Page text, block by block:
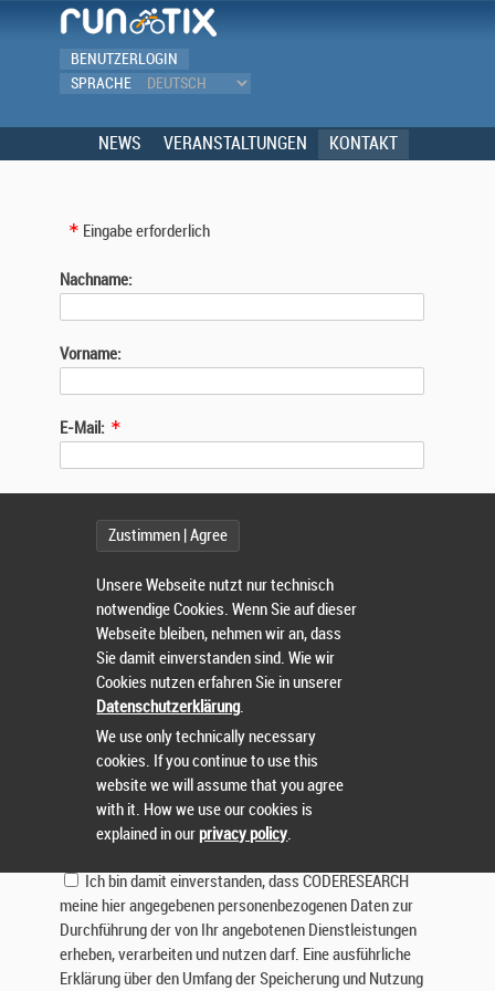
BENUTZERLOGIN
SPRACHE
NEWS VERANSTALTUNGEN KONTAKT
Eingabe erforderlich
Nachname:
Vorname:
E-Mail:
Nachricht:
Lösen Sie die Aufgabe:
Ich bin damit einverstanden, dass CODERESEARCH
meine hier angegebenen personenbezogenen Daten zur
Durchführung der von Ihr angebotenen Dienstleistungen
erheben, verarbeiten und nutzen darf. Eine ausführliche
Erklärung über den Umfang der Speicherung und Nutzung
Zustimmen | Agree
Unsere Webseite nutzt nur technisch
notwendige Cookies. Wenn Sie auf dieser
Webseite bleiben, nehmen wir an, dass
Sie damit einverstanden sind. Wie wir
Cookies nutzen erfahren Sie in unserer
Datenschutzerklärung.
We use only technically necessary
cookies. If you continue to use this
website we will assume that you agree
with it. How we use our cookies is
explained in ourprivacy policy.